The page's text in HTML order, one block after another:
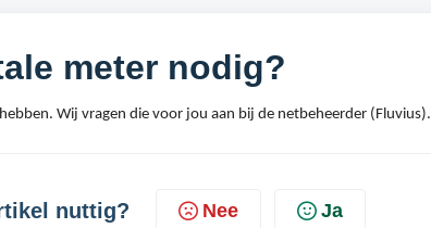
meter nodig?
Wij vragen die voor jou aan bij de netbeheerder (Fluvius).
nuttig? Nee Ja